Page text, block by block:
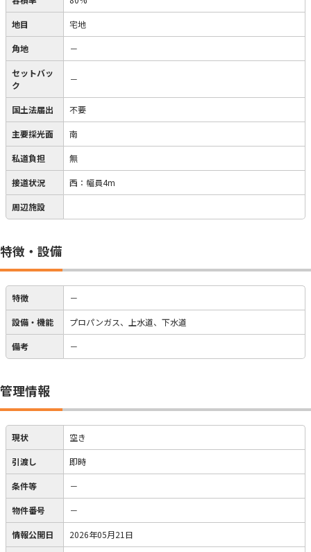
地目 宅地
角地 －
セットバッ
ク
－
国土法届出 不要
主要採光面 南
私道負担 無
接道状況 西：幅員4m
周辺施設
特徴・設備
特徴 －
設備・機能 プロパンガス、上水道、下水道
備考 －
管理情報
現状 空き
引渡し 即時
条件等 －
物件番号 －
情報公開日 2026年05月21日